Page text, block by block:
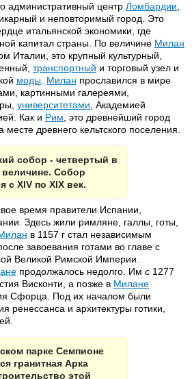
административный центр Ломбардии
и неповторимый город. Это
итальянской экономики, где
капитал страны. По величине Милан
Италии, это крупный культурный,
транспортный и торговый узел и
моды Милан прославился в мире
картинными галереями,
университетами , Академией
Как и Рим , это древнейший город
древнего кельтского поселения.
собор - четвертый в
Собор
с XIV по XIX век.
время правители Испании,
Здесь жили римляне, галлы, готы,
в 1157 г стал независимым
завоевания готами во главе с
Великой Римской Империи.
продолжалось недолго. Им с 1277
Висконти, а позже в Милане
Сфорца. Под их началом были
ренессанса и архитектуры готики,
парке Семпионе
гранитная Арка
этой